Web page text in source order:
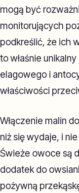
mogą być
monitorujących
podkreślić, że ich
to właśnie
elagowego i
właściwości
Włączenie malin
niż się wydaje, i
Świeże owoce są
dodatek do
pożywną